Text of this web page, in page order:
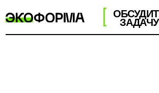
ОБСУДИТЬ
ЗАДАЧУ